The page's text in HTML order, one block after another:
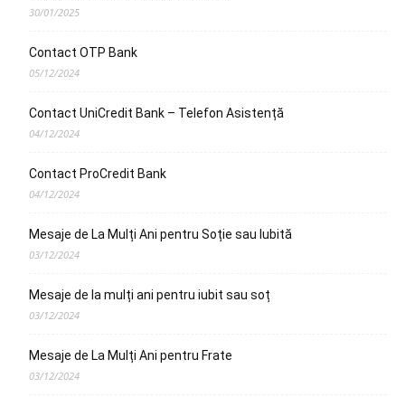
30/01/2025
Contact OTP Bank
05/12/2024
Contact UniCredit Bank – Telefon Asistență
04/12/2024
Contact ProCredit Bank
04/12/2024
Mesaje de La Mulți Ani pentru Soție sau Iubită
03/12/2024
Mesaje de la mulți ani pentru iubit sau soț
03/12/2024
Mesaje de La Mulți Ani pentru Frate
03/12/2024